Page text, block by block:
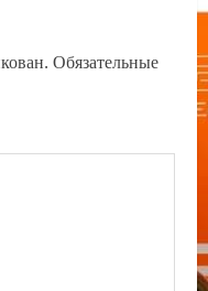
Обязательные